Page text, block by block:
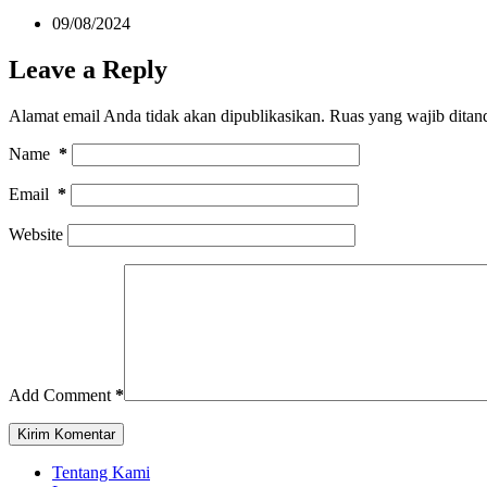
09/08/2024
Leave a Reply
Alamat email Anda tidak akan dipublikasikan. Ruas yang wajib
Name *
Email *
Website
Add Comment *
Kirim Komentar
Tentang Kami